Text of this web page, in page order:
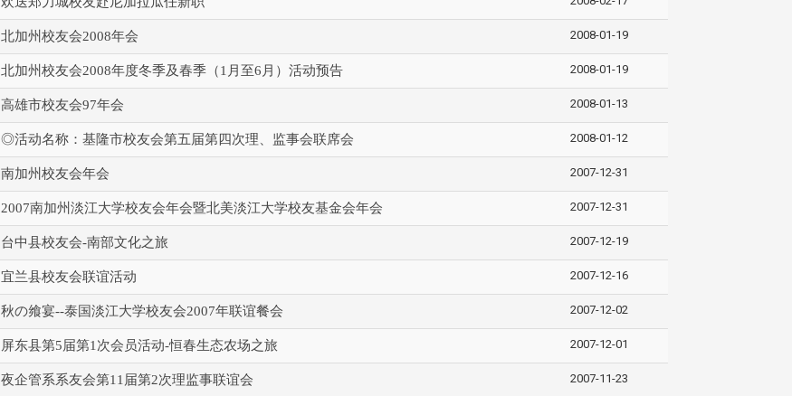
北加州校友会2008年会 2008-01-19
北加州校友会2008年度冬季及春季（1月至6月）活动预告 2008-01-19
高雄市校友会97年会 2008-01-13
◎活动名称：基隆市校友会第五届第四次理、监事会联席会 2008-01-12
南加州校友会年会 2007-12-31
2007南加州淡江大学校友会年会暨北美淡江大学校友基金会年会 2007-12-31
台中县校友会-南部文化之旅 2007-12-19
宜兰县校友会联谊活动 2007-12-16
秋の飨宴--泰国淡江大学校友会2007年联谊餐会 2007-12-02
屏东县第5届第1次会员活动-恒春生态农场之旅 2007-12-01
夜企管系系友会第11届第2次理监事联谊会 2007-11-23